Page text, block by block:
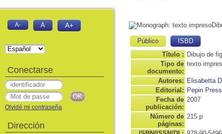
Público
ISBD
Título : Dibujo de
Tipo de
documento:
texto
Autores: Elisabetta
Editorial: Pepin Press
Fecha de
publicación:
2007
Número de
páginas:
215 p
A- A A+
Conectarse
Olvidé mi contraseña
Dirección